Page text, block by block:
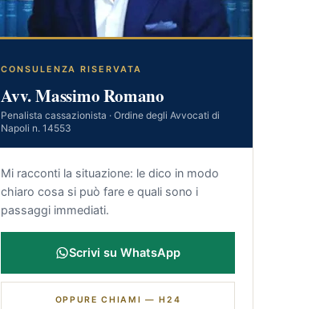
CONSULENZA RISERVATA
Avv. Massimo Romano
Penalista cassazionista · Ordine degli Avvocati di
Napoli n. 14553
Mi racconti la situazione: le dico in modo
chiaro cosa si può fare e quali sono i
passaggi immediati.
Scrivi su WhatsApp
OPPURE CHIAMI — H24